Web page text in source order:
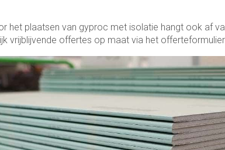
het plaatsen van gyproc met isolatie hangt ook af
vrijblijvende offertes op maat via het